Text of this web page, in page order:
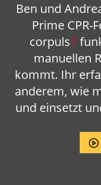
Ben und
Prime CPR-
corpuls1
manuellen
kommt. Ihr
anderem, wie
und einsetzt